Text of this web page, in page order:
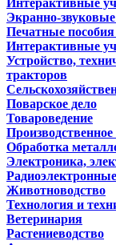
Интерактивные
Экранно-звуковые
Печатные
Интерактивные
Устройство,
тракторов
Поварское дело
Товароведение
Производственное
Обработка
Электроника,
Животноводство
Технология и
Ветеринария
Растениеводство